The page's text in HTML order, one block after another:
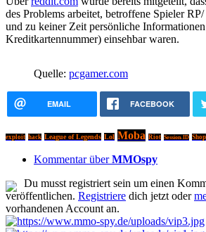
des Problems arbeitet, betroffene Spieler
und zu keiner Zeit persönliche
Kreditkartennummer) einsehbar waren.
Quelle: pcgamer.com
EMAIL FACEBOOK
exploit hack League of Legends Lol Moba Riot Session-ID Shop
Kommentar überMMOspy
Du musst registriert sein um einen
veröffentlichen. Registriere dich jetzt oder
vorhandenen Account an.